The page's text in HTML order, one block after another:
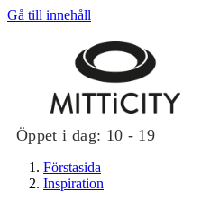
Gå till innehåll
Öppet i dag: 10 - 19
Förstasida
Inspiration